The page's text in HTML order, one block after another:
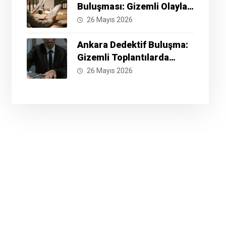
Buluşması: Gizemli Olayları
Çözmek İçin Hazır Mısınız?
26 Mayıs 2026
Ankara Dedektif Buluşma:
Gizemli Toplantılarda
Neler Yaşanıyor?
26 Mayıs 2026